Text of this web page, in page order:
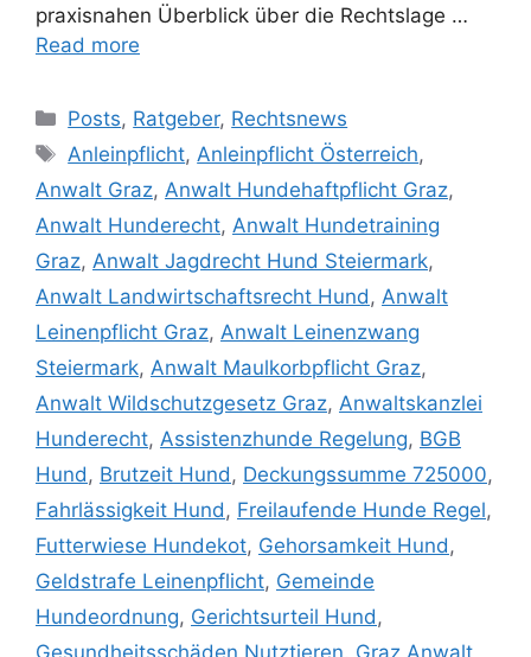
praxisnahen Überblick über die Rechtslage …
Read more
Posts, Ratgeber, Rechtsnews
Anleinpflicht,Anleinpflicht Österreich,
Anwalt Graz, Anwalt Hundehaftpflicht Graz,
Anwalt Hunderecht, Anwalt Hundetraining
Graz, Anwalt Jagdrecht Hund Steiermark,
Anwalt Landwirtschaftsrecht Hund, Anwalt
Leinenpflicht Graz, Anwalt Leinenzwang
Steiermark, Anwalt Maulkorbpflicht Graz,
Anwalt Wildschutzgesetz Graz, Anwaltskanzlei
Hunderecht, Assistenzhunde Regelung, BGB
Hund, Brutzeit Hund, Deckungssumme 725000,
Fahrlässigkeit Hund, Freilaufende Hunde Regel,
Futterwiese Hundekot, Gehorsamkeit Hund,
Geldstrafe Leinenpflicht, Gemeinde
Hundeordnung, Gerichtsurteil Hund,